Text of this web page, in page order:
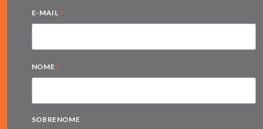
E-MAIL *
NOME *
SOBRENOME